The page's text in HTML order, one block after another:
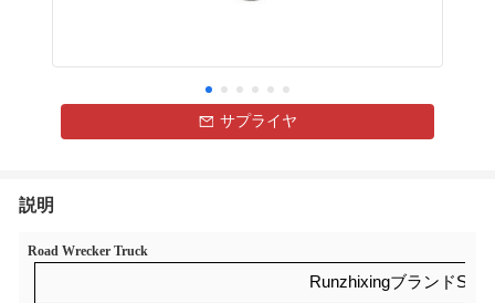
サプライヤ
説明
Road Wrecker Truck
Runzhixingブランド